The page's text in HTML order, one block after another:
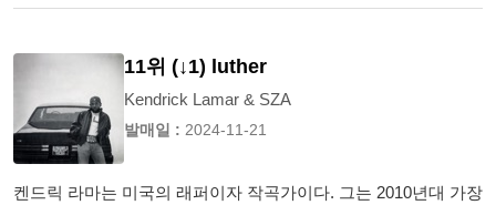
11위 (↓1) luther
Kendrick Lamar & SZA
발매일 : 2024-11-21
켄드릭 라마는 미국의 래퍼이자 작곡가이다. 그는 2010년대 가장